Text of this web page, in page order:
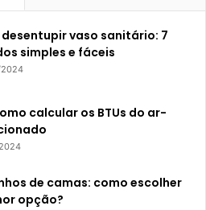
vaso sanitário: 7
simples e fáceis
calcular os BTUs do ar-
de camas: como escolher
opção?